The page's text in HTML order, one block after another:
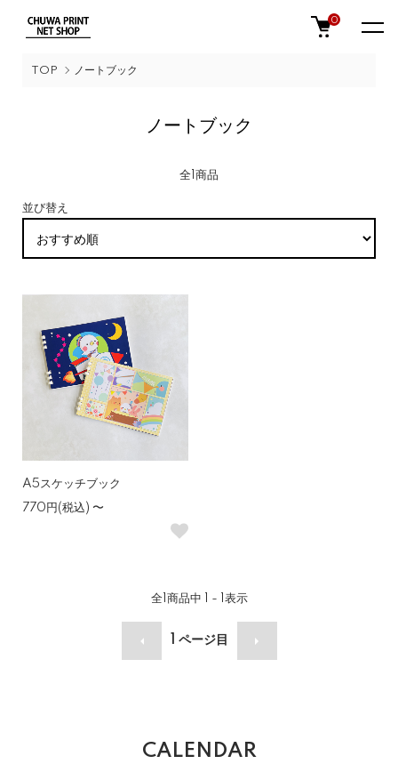
0
TOP ノートブック
ノートブック
全1商品
並び替え
A5スケッチブック
770円(税込) 〜
全1 商品中 1 - 1 表示
ページ目
CALENDAR